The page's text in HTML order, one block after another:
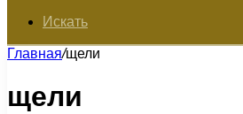
Искать
Главная/щели
щели